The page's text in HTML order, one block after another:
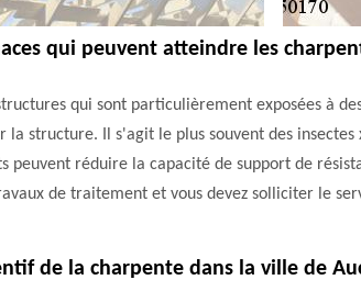
qui peuvent atteindre les
qui sont particulièrement exposées à
la structure. Il s'agit le plus souvent des
peuvent réduire la capacité de support de
de traitement et vous devez solliciter le
de la charpente dans la ville de